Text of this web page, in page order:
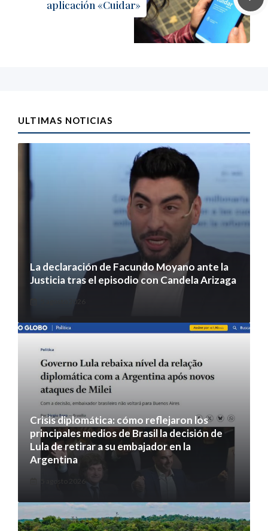
aplicación «Cuidar»
ULTIMAS NOTICIAS
La declaración de Facundo Moyano ante la
Justicia tras el episodio con Candela Arizaga
5 agosto 2026
Crisis diplomática: cómo reflejaron los
principales medios de Brasil la decisión de
Lula de retirar a su embajador en la
Argentina
5 agosto 2026